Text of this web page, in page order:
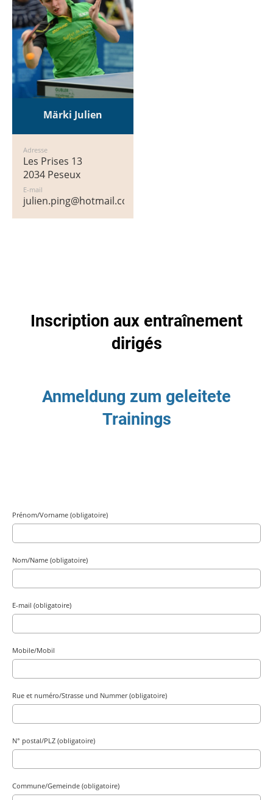
Märki Julien
Adresse
Les Prises 13
2034 Peseux
E-mail
julien.ping@hotmail.com
Inscription aux entraînement
dirigés
Anmeldung zum geleitete
Trainings
Prénom/Vorname (obligatoire)
Nom/Name (obligatoire)
E-mail (obligatoire)
Mobile/Mobil
Rue et numéro/Strasse und Nummer (obligatoire)
N° postal/PLZ (obligatoire)
Commune/Gemeinde (obligatoire)